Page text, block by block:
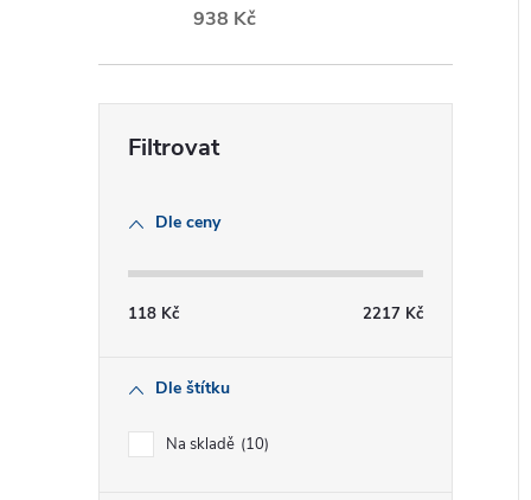
938 Kč
Dle ceny
118 Kč 2217 Kč
Dle štítku
Na skladě 10